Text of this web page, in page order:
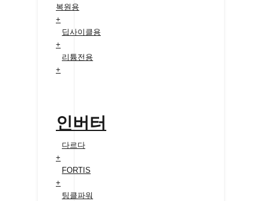
복원용
+
딥사이클용
+
리튬전용
+
인버터
다르다
+
FORTIS
+
팅클파워